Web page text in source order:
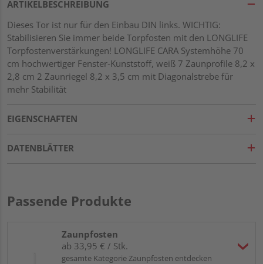
ARTIKELBESCHREIBUNG
Dieses Tor ist nur für den Einbau DIN links. WICHTIG:
Stabilisieren Sie immer beide Torpfosten mit den LONGLIFE
Torpfostenverstärkungen! LONGLIFE CARA Systemhöhe 70
cm hochwertiger Fenster-Kunststoff, weiß 7 Zaunprofile 8,2 x
2,8 cm 2 Zaunriegel 8,2 x 3,5 cm mit Diagonalstrebe für
mehr Stabilität
EIGENSCHAFTEN
DATENBLÄTTER
Passende Produkte
Zaunpfosten
ab 33,95 € / Stk.
gesamte Kategorie Zaunpfosten entdecken